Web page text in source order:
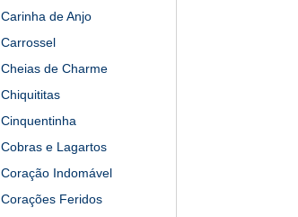
Carinha de Anjo
Carrossel
Cheias de Charme
Chiquititas
Cinquentinha
Cobras e Lagartos
Coração Indomável
Corações Feridos